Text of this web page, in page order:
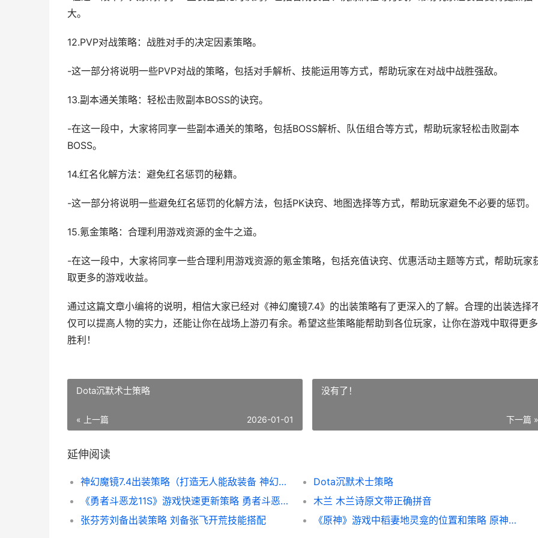
大。
12.PVP对战策略：战胜对手的决定因素策略。
-这一部分将说明一些PVP对战的策略，包括对手解析、技能运用等方式，帮助玩家在对战中战胜强敌。
13.副本通关策略：轻松击败副本BOSS的诀窍。
-在这一段中，大家将同享一些副本通关的策略，包括BOSS解析、队伍组合等方式，帮助玩家轻松击败副本
BOSS。
14.红名化解方法：避免红名惩罚的秘籍。
-这一部分将说明一些避免红名惩罚的化解方法，包括PK诀窍、地图选择等方式，帮助玩家避免不必要的惩罚。
15.氪金策略：合理利用游戏资源的金牛之道。
-在这一段中，大家将同享一些合理利用游戏资源的氪金策略，包括充值诀窍、优惠活动主题等方式，帮助玩家
取更多的游戏收益。
通过这篇文章小编将的说明，相信大家已经对《神幻魔镜7.4》的出装策略有了更深入的了解。合理的出装选择
仅可以提高人物的实力，还能让你在战场上游刃有余。希望这些策略能帮助到各位玩家，让你在游戏中取得更
胜利！
Dota沉默术士策略
« 上一篇 2026-01-01
没有了！
下一篇 »
延伸阅读
神幻魔镜7.4出装策略（打造无人能敌装备 神幻魔镜4.0
Dota沉默术士策略
《勇者斗恶龙11S》游戏快速更新策略 勇者斗恶龙11s 角色培养
木兰 木兰诗原文带正确拼音
张芬芳刘备出装策略 刘备张飞开荒技能搭配
《原神》游戏中稻妻地灵龛的位置和策略 原神游戏中旅行者的元素属性有几种